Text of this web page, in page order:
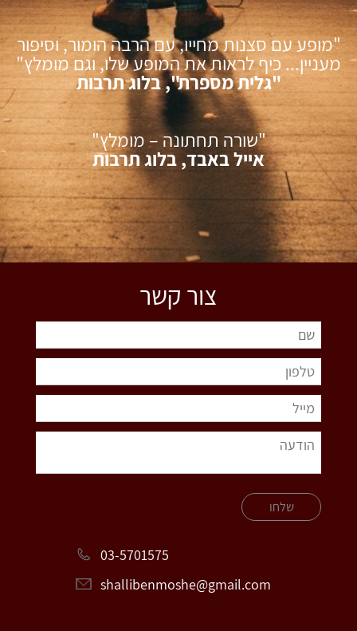
"מופע עם סצנות מחייו, עם הרבה הומור, וסיפור
מעניין... כיף לראות את המופע שלו, וגם מומלץ"
"גלית מספרת", בלוג תרבות
"שורה תחתונה – מומלץ"
אייל באבד, בלוג תרבות
צור קשר
שלחו
03-5701575
shallibenmoshe@gmail.com